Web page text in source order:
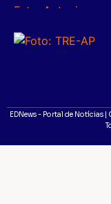
EDNews - Portal de Notícias